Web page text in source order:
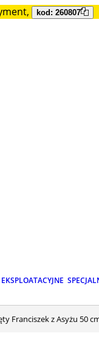
kod: 260807
Franciszek z Asyżu 50